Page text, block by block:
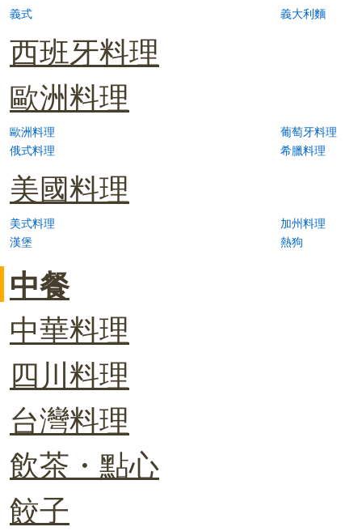
義式 義大利麵
西班牙料理
歐洲料理
歐洲料理
葡萄牙料理
俄式料理
希臘料理
美國料理
美式料理
加州料理
漢堡
熱狗
中餐
中華料理
四川料理
台灣料理
飲茶・點心
餃子